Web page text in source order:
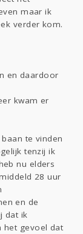
Zien
maar ik
verder kom.
en daardoor
kwam er
te vinden
tenzij ik
nu elders
28 uur
en de
dat ik
het gevoel dat